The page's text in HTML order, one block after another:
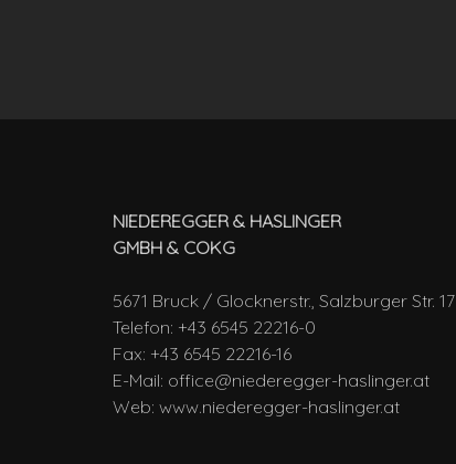
NIEDEREGGER & HASLINGER
GMBH & COKG
5671 Bruck / Glocknerstr., Salzburger Str. 17
Telefon: +43 6545 22216-0
Fax: +43 6545 22216-16
E-Mail: office@niederegger-haslinger.at
Web: www.niederegger-haslinger.at